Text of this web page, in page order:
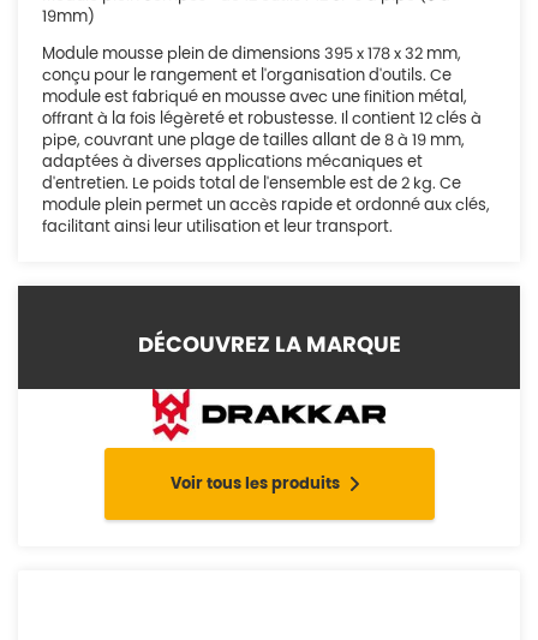
19mm)
Module mousse plein de dimensions 395 x 178 x 32 mm,
conçu pour le rangement et l'organisation d'outils. Ce
module est fabriqué en mousse avec une finition métal,
offrant à la fois légèreté et robustesse. Il contient 12 clés à
pipe, couvrant une plage de tailles allant de 8 à 19 mm,
adaptées à diverses applications mécaniques et
d'entretien. Le poids total de l'ensemble est de 2 kg. Ce
module plein permet un accès rapide et ordonné aux clés,
facilitant ainsi leur utilisation et leur transport.
DÉCOUVREZ LA MARQUE
Voir tous les produits